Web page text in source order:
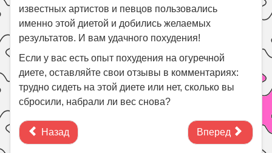
известных артистов и певцов пользовались
именно этой диетой и добились желаемых
результатов. И вам удачного похудения!
Если у вас есть опыт похудения на огуречной
диете, оставляйте свои отзывы в комментариях:
трудно сидеть на этой диете или нет, сколько вы
сбросили, набрали ли вес снова?
Назад Вперед